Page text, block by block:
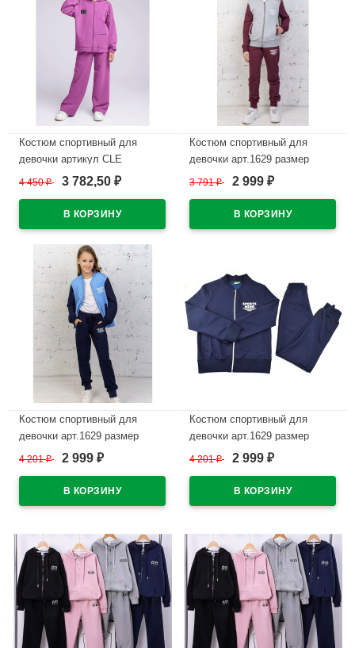
Костюм спортивный для
девочки артикул CLE
849518/70у_п размер 34/134-
темно-розовый
4 450₽ 3 782,50 ₽
Костюм спортивный для
девочки арт.1629 размер
30/122-40/152 трикотажный
3 791₽ 2 999 ₽
Костюм спортивный для
девочки арт.1629 размер
30/122-44/164 трикотажный
4 201₽ 2 999 ₽
Костюм спортивный для
девочки арт.1629 размер
30/122-44/164 трикотажный
4 201₽ 2 999 ₽